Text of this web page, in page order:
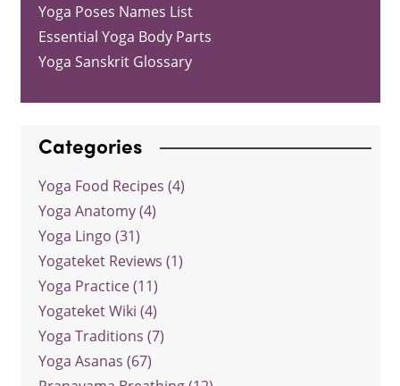
Yoga Poses Names List
Essential Yoga Body Parts
Yoga Sanskrit Glossary
Categories
Yoga Food Recipes (4)
Yoga Anatomy (4)
Yoga Lingo (31)
Yogateket Reviews (1)
Yoga Practice (11)
Yogateket Wiki (4)
Yoga Traditions (7)
Yoga Asanas (67)